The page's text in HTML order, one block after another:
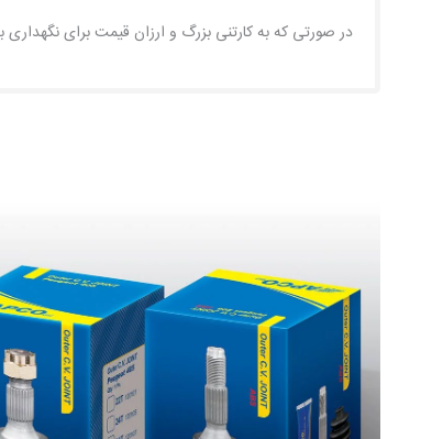
در صورتی که به کارتنی بزرگ و ارزان قیمت برای